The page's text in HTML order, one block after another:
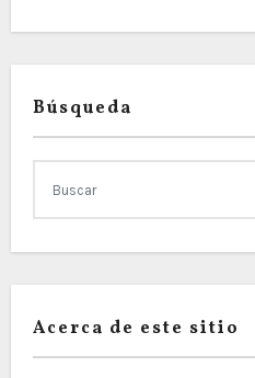
Búsqueda
Acerca de este sitio